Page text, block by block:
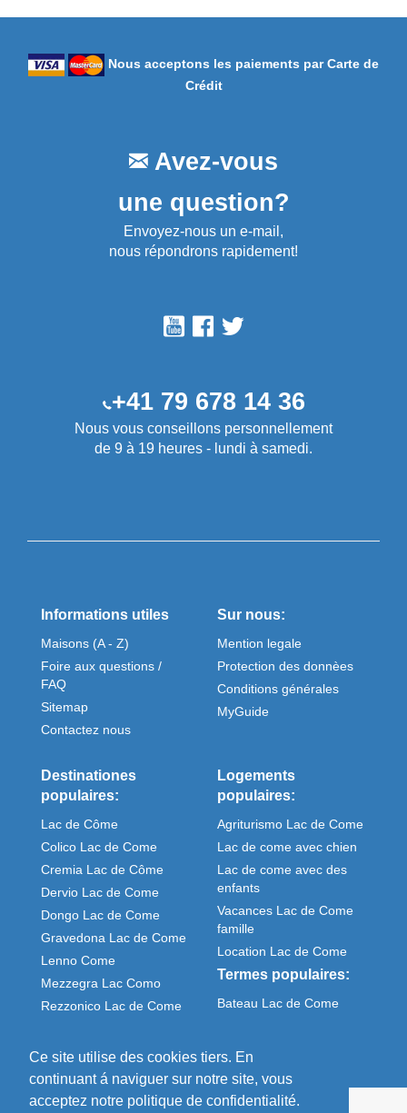
Ce site utilise des cookies tiers. En
continuant á naviguer sur notre site, vous
acceptez notre politique de confidentialité.
Nous acceptons les paiements par Carte de
Crédit
Avez-vous
une question?
Envoyez-nous un e-mail,
nous répondrons rapidement!
+41 79 678 14 36
Nous vous conseillons personnellement
de 9 à 19 heures - lundi à samedi.
Informations utiles
Maisons (A - Z)
Foire aux questions /
FAQ
Sitemap
Contactez nous
Sur nous:
Mention legale
Protection des donnèes
Conditions générales
MyGuide
Destinationes
populaires:
Lac de Côme
Colico Lac de Come
Cremia Lac de Côme
Dervio Lac de Come
Dongo Lac de Come
Gravedona Lac de Come
Lenno Come
Mezzegra Lac Como
Rezzonico Lac de Come
Logements
populaires:
Agriturismo Lac de Come
Lac de come avec chien
Lac de come avec des
enfants
Vacances Lac de Come
famille
Location Lac de Come
Termes populaires:
Bateau Lac de Come